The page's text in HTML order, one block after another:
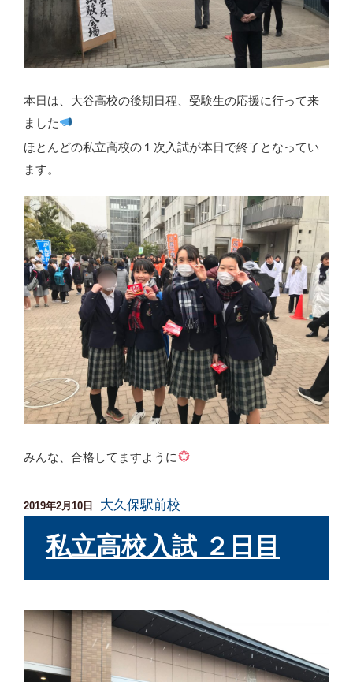
本日は、大谷高校の後期日程、受験生の応援に行って来
ました
ほとんどの私立高校の１次入試が本日で終了となってい
ます。
みんな、合格してますように
投
2019年2月10日 大久保駅前校
私立高校入試 ２日目